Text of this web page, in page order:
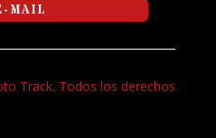
MAIL
Track. Todos los derechos